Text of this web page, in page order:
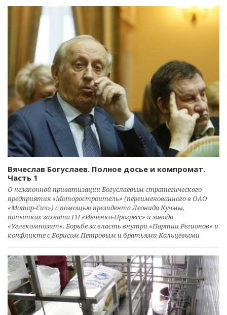
Вячеслав Богуслаев. Полное досье и компромат.
Часть 1
О незаконной приватизации Богуслаевым стратегического
предприятия «Моторостроитель» (переименованного в ОАО
«Мотор-Сич») с помощью президента Леонида Кучмы,
попытках захвата ГП «Ивченко-Прогресс» и завода
«Углекомпозит». Борьбе за власть внутри «Партии Регионов» и
конфликте с Борисом Петровым и братьями Кальцевыми